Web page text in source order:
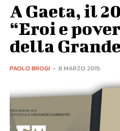
A Gaeta, il
“Eroi e
della
PAOLO BROGI - 8 MARZO 2015